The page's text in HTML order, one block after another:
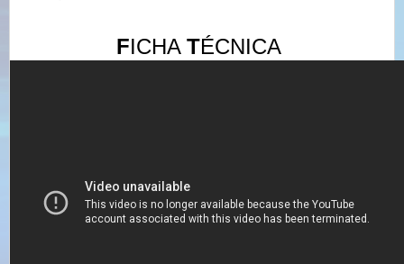
FICHA TÉCNICA